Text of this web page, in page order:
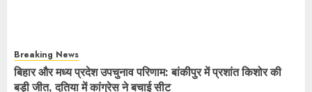
Breaking News
बिहार और मध्य प्रदेश उपचुनाव परिणाम: बांकीपुर में प्रशांत किशोर की
बड़ी जीत, दतिया में कांग्रेस ने बचाई सीट